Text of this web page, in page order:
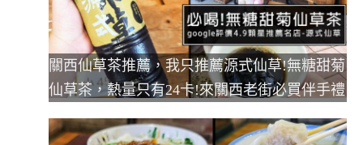
關西仙草茶推薦，我只推薦源式仙草!無糖甜菊
仙草茶，熱量只有24卡!來關西老街必買伴手禮